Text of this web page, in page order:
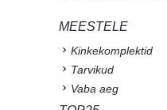
MEESTELE
Kinkekomplektid
Tarvikud
Vaba aeg